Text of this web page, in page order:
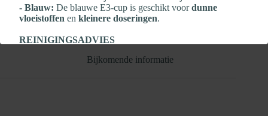
- Blauw: De blauwe E3‑cup is geschikt voordunne
vloeistoffen en kleinere doseringen.
REINIGINGSADVIES
NA elke vernevelingte reinigen:
Beschrijving
Bijkomende informatie